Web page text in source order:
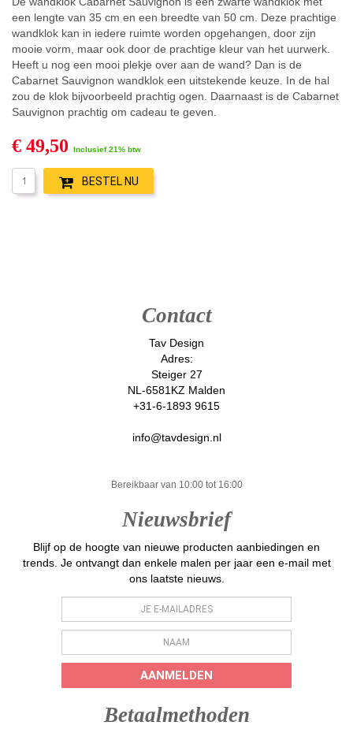
een lengte van 35 cm en een breedte van 50 cm. Deze prachtige
wandklok kan in iedere ruimte worden opgehangen, door zijn
mooie vorm, maar ook door de prachtige kleur van het uurwerk.
Heeft u nog een mooi plekje over aan de wand? Dan is de
Cabarnet Sauvignon wandklok een uitstekende keuze. In de hal
zou de klok bijvoorbeeld prachtig ogen. Daarnaast is de Cabarnet
Sauvignon prachtig om cadeau te geven.
€ 49,50 Inclusief 21% btw
BESTEL NU
Contact
Tav Design
Adres:
Steiger 27
NL-6581KZ Malden
+31-6-1893 9615
info@tavdesign.nl
Bereikbaar van 10:00 tot 16:00
Nieuwsbrief
Blijf op de hoogte van nieuwe producten aanbiedingen en
trends. Je ontvangt dan enkele malen per jaar een e-mail met
ons laatste nieuws.
AANMELDEN
Betaalmethoden